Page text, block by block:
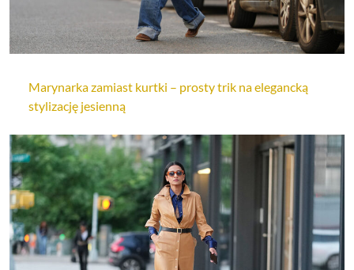
Marynarka zamiast kurtki – prosty trik na elegancką
stylizację jesienną